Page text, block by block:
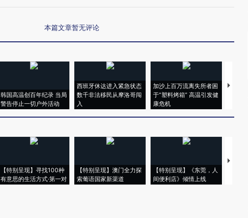
本篇文章暂无评论
韩国高温创百年纪录 当局
警告停止一切户外活动
西班牙休达进入紧急状态
数千非法移民从摩洛哥闯
入
加沙上百万流离失所者困
于“塑料烤箱” 高温引发健
康危机
视线｜
心“花
【特别呈现】寻找100种
有意思的生活方式·第一对
【特别呈现】澳门全力探
索葡语国家新渠道
【特别呈现】《东莞，人
间便利店》倾情上线
【推广
会，